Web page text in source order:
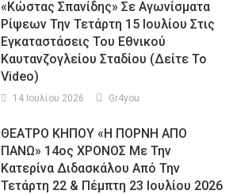
«Κώστας Σπανίδης» Σε Αγωνίσματα
Ρίψεων Την Τετάρτη 15 Ιουλίου Στις
Εγκαταστάσεις Του Εθνικού
Καυτανζογλείου Σταδίου (Δείτε Το
Video)
14 Ιουλίου 2026 Gr4you
ΘΕΑΤΡΟ ΚΗΠΟΥ «Η ΠΟΡΝΗ ΑΠΟ
ΠΑΝΩ» 14ος ΧΡΟΝΟΣ Με Την
Κατερίνα Διδασκάλου Από Την
Τετάρτη 22 & Πέμπτη 23 Ιουλίου 2026